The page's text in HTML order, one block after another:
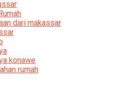
dari makassar
konawe
rumah